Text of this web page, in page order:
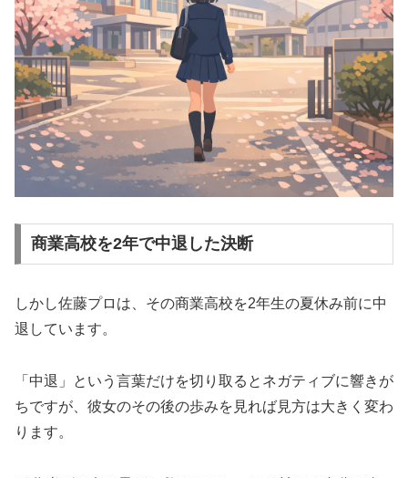
商業高校を2年で中退した決断
しかし佐藤プロは、その商業高校を2年生の夏休み前に中
退しています。
「中退」という言葉だけを切り取るとネガティブに響きが
ちですが、彼女のその後の歩みを見れば見方は大きく変わ
ります。